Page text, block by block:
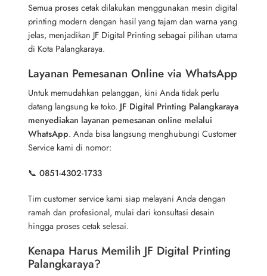
Semua proses cetak dilakukan menggunakan mesin digital
printing modern dengan hasil yang tajam dan warna yang
jelas, menjadikan JF Digital Printing sebagai pilihan utama
di Kota Palangkaraya.
Layanan Pemesanan Online via WhatsApp
Untuk memudahkan pelanggan, kini Anda tidak perlu
datang langsung ke toko. JF Digital Printing Palangkaraya
menyediakan layanan pemesanan online melalui
WhatsApp. Anda bisa langsung menghubungi Customer
Service kami di nomor:
📞0851-4302-1733
Tim customer service kami siap melayani Anda dengan
ramah dan profesional, mulai dari konsultasi desain
hingga proses cetak selesai.
Kenapa Harus Memilih JF Digital Printing
Palangkaraya?